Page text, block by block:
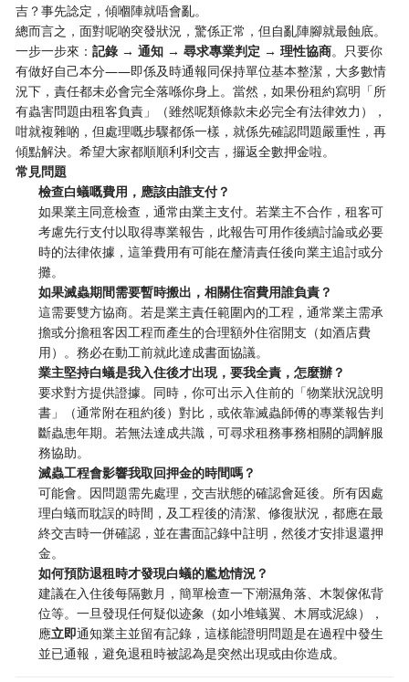
吉？事先諗定，傾嗰陣就唔會亂。
總而言之，面對呢啲突發狀況，驚係正常，但自亂陣腳就最蝕底。
一步一步來：記錄 → 通知 → 尋求專業判定 → 理性協商。只要你
有做好自己本分——即係及時通報同保持單位基本整潔，大多數情
況下，責任都未必會完全落喺你身上。當然，如果份租約寫明「所
有蟲害問題由租客負責」（雖然呢類條款未必完全有法律效力），
咁就複雜啲，但處理嘅步驟都係一樣，就係先確認問題嚴重性，再
傾點解決。希望大家都順順利利交吉，攞返全數押金啦。
常見問題
檢查白蟻嘅費用，應該由誰支付？
如果業主同意檢查，通常由業主支付。若業主不合作，租客可
考慮先行支付以取得專業報告，此報告可用作後續討論或必要
時的法律依據，這筆費用有可能在釐清責任後向業主追討或分
攤。
如果滅蟲期間需要暫時搬出，相關住宿費用誰負責？
這需要雙方協商。若是業主責任範圍內的工程，通常業主需承
擔或分擔租客因工程而產生的合理額外住宿開支（如酒店費
用）。務必在動工前就此達成書面協議。
業主堅持白蟻是我入住後才出現，要我全責，怎麼辦？
要求對方提供證據。同時，你可出示入住前的「物業狀況說明
書」（通常附在租約後）對比，或依靠滅蟲師傅的專業報告判
斷蟲患年期。若無法達成共識，可尋求租務事務相關的調解服
務協助。
滅蟲工程會影響我取回押金的時間嗎？
可能會。因問題需先處理，交吉狀態的確認會延後。所有因處
理白蟻而耽誤的時間，及工程後的清潔、修復狀況，都應在最
終交吉時一併確認，並在書面記錄中註明，然後才安排退還押
金。
如何預防退租時才發現白蟻的尷尬情況？
建議在入住後每隔數月，簡單檢查一下潮濕角落、木製傢俬背
位等。一旦發現任何疑似迹象（如小堆蟻翼、木屑或泥線），
應立即通知業主並留有記錄，這樣能證明問題是在過程中發生
並已通報，避免退租時被認為是突然出現或由你造成。